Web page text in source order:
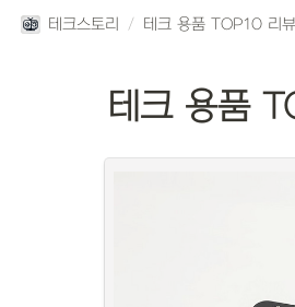
테크스토리 / 테크 용품 TOP10 리뷰
테크 용품